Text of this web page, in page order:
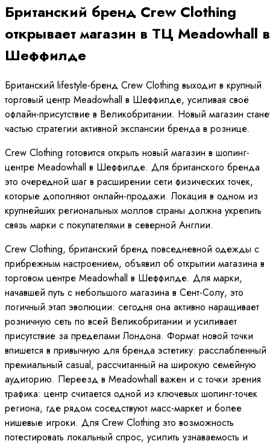
Британский бренд Crew Clothing
открывает магазин в ТЦ Meadowhall в
Шеффилде
Британский lifestyle-бренд Crew Clothing выходит в крупный
торговый центр Meadowhall в Шеффилде, усиливая своё
офлайн-присутствие в Великобритании. Новый магазин
частью стратегии активной экспансии бренда в рознице.
Crew Clothing готовится открыть новый магазин в шопинг-
центре Meadowhall в Шеффилде. Для британского бренда
это очередной шаг в расширении сети физических точек,
которые дополняют онлайн-продажи. Локация в одном из
крупнейших региональных моллов страны должна укрепить
связь марки с покупателями в северной Англии.
Crew Clothing, британский бренд повседневной одежды с
прибрежным настроением, объявил об открытии магазина в
торговом центре Meadowhall в Шеффилде. Для марки,
начавшей путь с небольшого магазина в Сент-Солу, это
логичный этап эволюции: сегодня она активно наращивает
розничную сеть по всей Великобритании и усиливает
присутствие за пределами Лондона. Формат новой точки
впишется в привычную для бренда эстетику: расслабленный
премиальный casual, рассчитанный на широкую семейную
аудиторию. Переезд в Meadowhall важен и с точки зрения
трафика: центр считается одной из ключевых шопинг-точек
региона, где рядом соседствуют масс-маркет и более
нишевые игроки. Для Crew Clothing это возможность
потестировать локальный спрос, усилить узнаваемость и